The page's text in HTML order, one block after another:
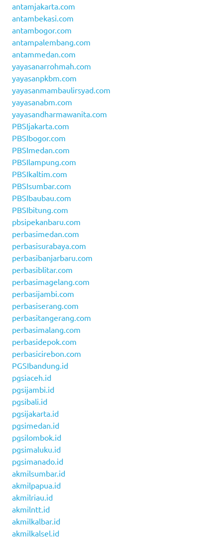
antamjakarta.com
antambekasi.com
antambogor.com
antampalembang.com
antammedan.com
yayasanarrohmah.com
yayasanpkbm.com
yayasanmambaulirsyad.com
yayasanabm.com
yayasandharmawanita.com
PBSIjakarta.com
PBSIbogor.com
PBSImedan.com
PBSIlampung.com
PBSIkaltim.com
PBSIsumbar.com
PBSIbaubau.com
PBSIbitung.com
pbsipekanbaru.com
perbasimedan.com
perbasisurabaya.com
perbasibanjarbaru.com
perbasiblitar.com
perbasimagelang.com
perbasijambi.com
perbasiserang.com
perbasitangerang.com
perbasimalang.com
perbasidepok.com
perbasicirebon.com
PGSIbandung.id
pgsiaceh.id
pgsijambi.id
pgsibali.id
pgsijakarta.id
pgsimedan.id
pgsilombok.id
pgsimaluku.id
pgsimanado.id
akmilsumbar.id
akmilpapua.id
akmilriau.id
akmilntt.id
akmilkalbar.id
akmilkalsel.id